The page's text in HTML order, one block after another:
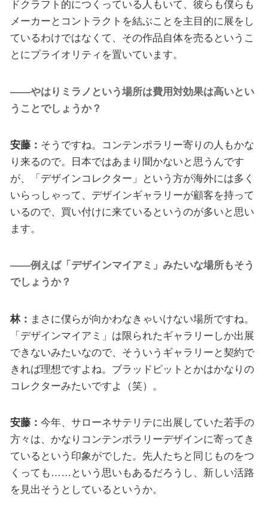
ドクラフト的につくっている人もいて、彼らも僕らも
メーカーとコントラクトを結ぶことを主目的に展をし
ているわけではなくて、その作品自体を売るというこ
とにプライオリティを置いています。
――やはりミラノという場所は費用対効果は高いとい
うことでしょうか？
安藤： そうですね。コンテンポラリー寄りの人もかな
り来るので。日本ではあまり聞かないと思うんです
が、「デザインコレクター」という方が海外には多く
いらっしゃって、デザインギャラリーが顧客を持って
いるので、買い付けに来ているというのが多いと思い
ます。
――例えば「デザインマイアミ」みたいな場所もそう
でしょうか？
林： まさに僕らが向かわなきゃいけない場所ですね。
「デザインマイアミ」は限られたギャラリーしか出展
できないみたいなので、そういうギャラリーと契約で
きれば理想ですよね。ブラッドピットとかはかなりの
コレクターみたいですよ（笑）。
安藤： 今年、サローネサテリテに出展していた若手の
方々は、かなりコンテンポラリーデザインに寄ってき
ているという印象がでした。先人たちと同じものをつ
くっても……という思いもあるだろうし、新しい活路
を見出そうとしているというか。